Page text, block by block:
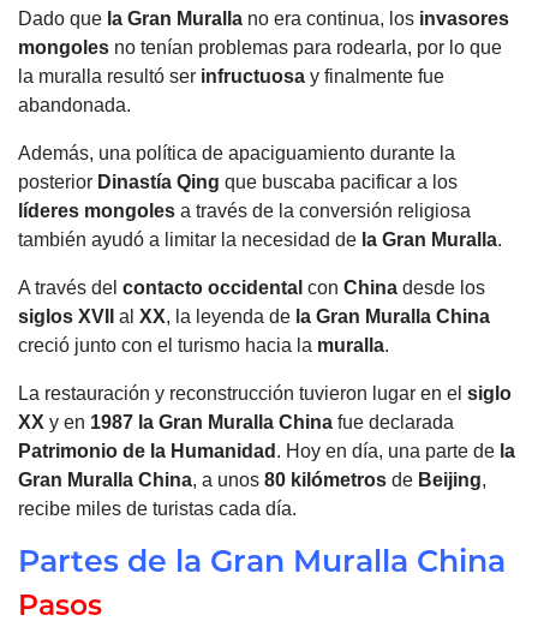
Dado que la Gran Muralla no era continua, los invasores
mongoles no tenían problemas para rodearla, por lo que
la muralla resultó ser infructuosa y finalmente fue
abandonada.
Además, una política de apaciguamiento durante la
posterior Dinastía Qing que buscaba pacificar a los
líderes mongoles a través de la conversión religiosa
también ayudó a limitar la necesidad de la Gran Muralla.
A través del contacto occidental con China desde los
siglos XVII
al XX, la leyenda de la Gran Muralla China
creció junto con el turismo hacia la muralla.
La restauración y reconstrucción tuvieron lugar en el siglo
XX y en 1987 la Gran Muralla China fue declarada
Patrimonio de la Humanidad . Hoy en día, una parte de la
Gran Muralla China, a unos 80 kilómetros de Beijing,
recibe miles de turistas cada día.
Partes de la Gran Muralla China
Pasos